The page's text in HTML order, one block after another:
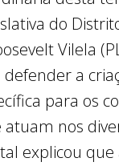
do
Vilela
a
para os
nos
explicou